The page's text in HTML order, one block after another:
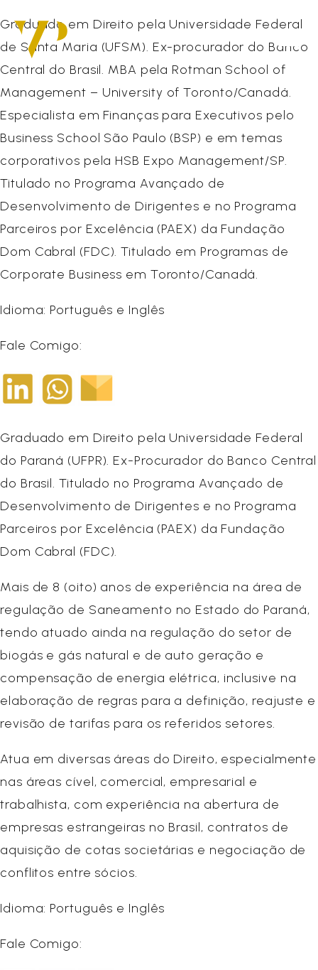
Graduado em Direito pela Universidade Federal
de Santa Maria (UFSM). Ex-procurador do Banco
Central do Brasil. MBA pela Rotman School of
Management – University of Toronto/Canadá.
Especialista em Finanças para Executivos pelo
Business School São Paulo (BSP) e em temas
corporativos pela HSB Expo Management/SP.
Titulado no Programa Avançado de
Desenvolvimento de Dirigentes e no Programa
Parceiros por Excelência (PAEX) da Fundação
Dom Cabral (FDC). Titulado em Programas de
Corporate Business em Toronto/Canadá.
Idioma: Português e Inglês
Fale Comigo:
Graduado em Direito pela Universidade Federal
do Paraná (UFPR). Ex-Procurador do Banco Central
do Brasil. Titulado no Programa Avançado de
Desenvolvimento de Dirigentes e no Programa
Parceiros por Excelência (PAEX) da Fundação
Dom Cabral (FDC).
Mais de 8 (oito) anos de experiência na área de
regulação de Saneamento no Estado do Paraná,
tendo atuado ainda na regulação do setor de
biogás e gás natural e de auto geração e
compensação de energia elétrica, inclusive na
elaboração de regras para a definição, reajuste e
revisão de tarifas para os referidos setores.
Atua em diversas áreas do Direito, especialmente
nas áreas cível, comercial, empresarial e
trabalhista, com experiência na abertura de
empresas estrangeiras no Brasil, contratos de
aquisição de cotas societárias e negociação de
conflitos entre sócios.
Idioma: Português e Inglês
Fale Comigo: